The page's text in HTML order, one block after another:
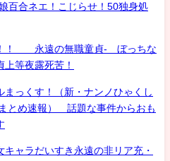
百合ネエ！こじらせ！50独身処
！！ 永遠の無職童貞- ぼっちな
等夜露死苦！
っくす！（新・ナンノひゃくし
とめ速報） 話題な事件からおも
ャラだいすき永遠の非リア充・